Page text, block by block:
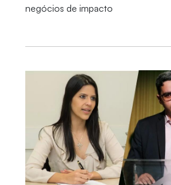
negócios de impacto